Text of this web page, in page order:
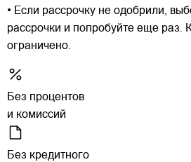
• Если рассрочку не одобрили,
рассрочки и попробуйте еще раз.
ограничено.
Без процентов
и комиссий
Без кредитного